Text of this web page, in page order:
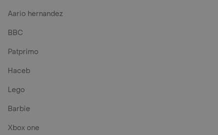
Aario hernandez
BBC
Patprimo
Haceb
Lego
Barbie
Xbox one